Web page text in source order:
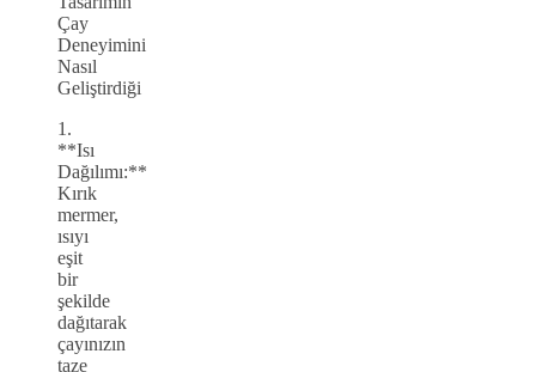
Çay
Deneyimini
Nasıl
Geliştirdiği
1.
**Isı
Dağılımı:**
Kırık
mermer,
ısıyı
eşit
bir
şekilde
dağıtarak
çayınızın
taze